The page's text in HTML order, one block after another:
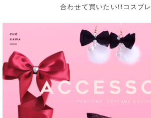
合わせて買いたい!!コスプ